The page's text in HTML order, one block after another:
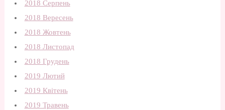
2018 Серпень
2018 Вересень
2018 Жовтень
2018 Листопад
2018 Грудень
2019 Лютий
2019 Квітень
2019 Травень